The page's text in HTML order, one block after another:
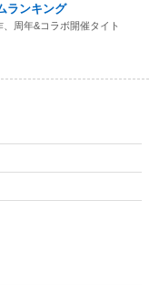
ランキング
周年&コラボ開催タイト